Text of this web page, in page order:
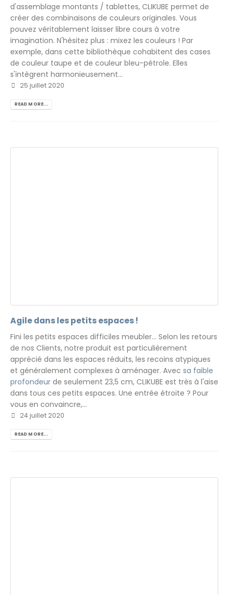
d'assemblage montants / tablettes, CLIKUBE permet de
créer des combinaisons de couleurs originales. Vous
pouvez véritablement laisser libre cours à votre
imagination. N'hésitez plus : mixez les couleurs ! Par
exemple, dans cette bibliothèque cohabitent des cases
de couleur taupe et de couleur bleu-pétrole. Elles
s'intègrent harmonieusement...
25 juillet 2020
READ MORE...
Agile dans les petits espaces !
Fini les petits espaces difficiles meubler... Selon les retours
de nos Clients, notre produit est particulièrement
apprécié dans les espaces réduits, les recoins atypiques
et généralement complexes à aménager. Avec sa faible
profondeur de seulement 23,5 cm, CLIKUBE est très à l'aise
dans tous ces petits espaces. Une entrée étroite ? Pour
vous en convaincre,...
24 juillet 2020
READ MORE...